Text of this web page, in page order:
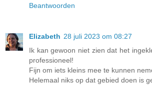
Beantwoorden
Elizabeth 28 juli 2023 om 08:27
Ik kan gewoon niet zien dat het
professioneel!
Fijn om iets kleins mee te kunnen
Helemaal niks op dat gebied doen is